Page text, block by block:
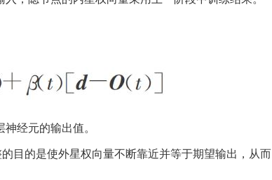
经元的输出值。
目的是使外星权向量不断靠近并等于期望输出，从而